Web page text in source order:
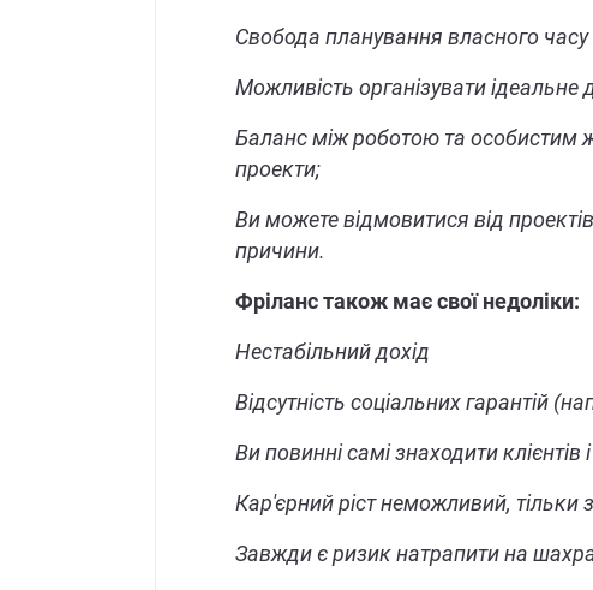
Свобода планування власного часу
Можливість організувати ідеальне
Баланс між роботою та особистим
проекти;
Ви можете відмовитися від
причини.
Фріланс також має свої недоліки:
Нестабільний дохід
Відсутність соціальних гарантій
Ви повинні самі знаходити
Кар'єрний ріст неможливий, тільки
Завжди є ризик натрапити на